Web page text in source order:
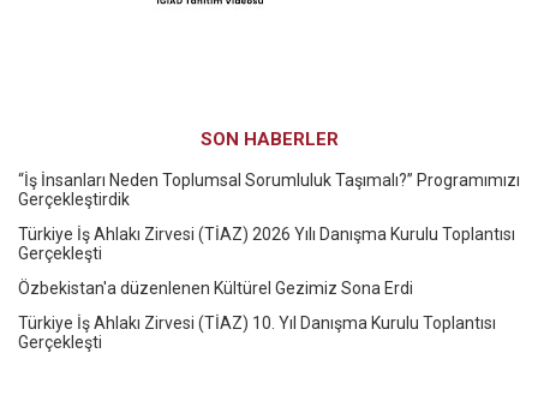
SON HABERLER
“İş İnsanları Neden Toplumsal Sorumluluk Taşımalı?” Programımızı
Gerçekleştirdik
Türkiye İş Ahlakı Zirvesi (TİAZ) 2026 Yılı Danışma Kurulu Toplantısı
Gerçekleşti
Özbekistan'a düzenlenen Kültürel Gezimiz Sona Erdi
Türkiye İş Ahlakı Zirvesi (TİAZ) 10. Yıl Danışma Kurulu Toplantısı
Gerçekleşti